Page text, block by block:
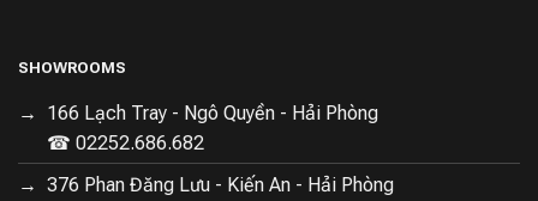
SHOWROOMS
166 Lạch Tray - Ngô Quyền - Hải Phòng
☎ 02252.686.682
376 Phan Đăng Lưu - Kiến An - Hải Phòng